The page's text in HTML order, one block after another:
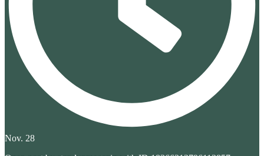
Nov. 28